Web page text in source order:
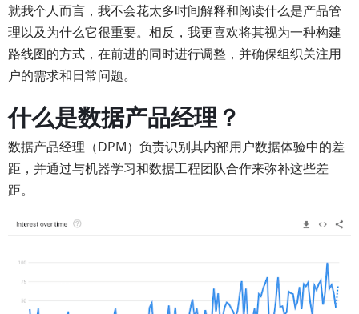
就我个人而言，我不会花太多时间解释和阅读什么是产品管
理以及为什么它很重要。相反，我更喜欢将其视为一种构建
路线图的方式，在前进的同时进行调整，并确保组织关注用
户的需求和日常问题。
什么是数据产品经理？
数据产品经理（DPM）负责识别其内部用户数据体验中的差
距，并通过与机器学习和数据工程团队合作来弥补这些差
距。